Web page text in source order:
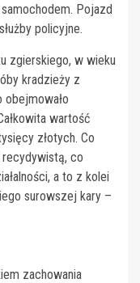
Pojazd
policyjne.
zgierskiego, w wieku
kradzieży z
obejmowało
wartość
złotych. Co
co
a to z kolei
surowszej kary –
zachowania